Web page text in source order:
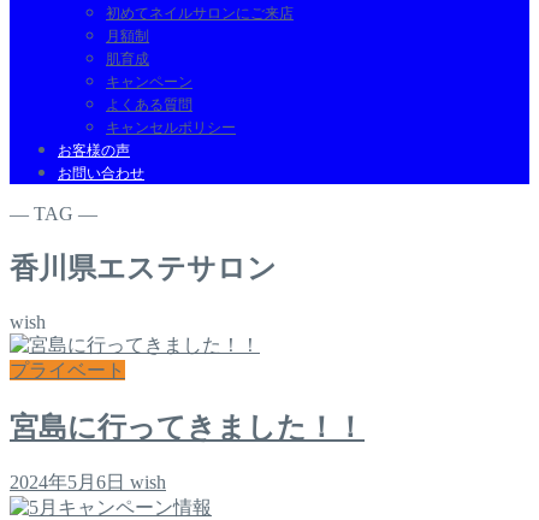
初めてネイルサロンにご来店
月額制
肌育成
キャンペーン
よくある質問
キャンセルポリシー
お客様の声
お問い合わせ
― TAG ―
香川県エステサロン
wish
プライベート
宮島に行ってきました！！
2024年5月6日 wish